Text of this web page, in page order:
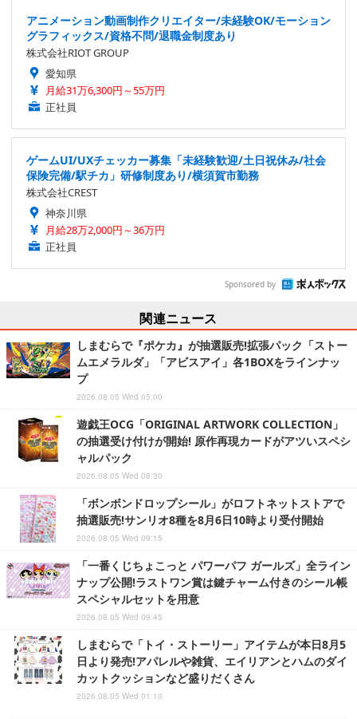
アニメーション動画制作クリエイター/未経験OK/モーション
グラフィックス/資格不問/退職金制度あり
株式会社RIOT GROUP
愛知県
月給31万6,300円～55万円
正社員
ゲームUI/UXチェッカー募集「未経験歓迎/土日祝休み/社会
保険完備/駅チカ」研修制度あり/横須賀市勤務
株式会社CREST
神奈川県
月給28万2,000円～36万円
正社員
Sponsored by
関連ニュース
しまむらで『ポケカ』が抽選販売!拡張パック「ストー
ムエメラルダ」「アビスアイ」各1BOXをラインナッ
プ
2026.08.05 Wed 05:00
遊戯王OCG「ORIGINAL ARTWORK COLLECTION」
の抽選受け付けが開始! 原作再現カードがアツいスペシ
ャルパック
2026.08.05 Wed 08:30
「ボンボンドロップシール」がロフトネットストアで
抽選販売!サンリオ8種を8月6日10時より受付開始
2026.08.05 Wed 09:15
「一番くじちょこっと パワーパフ ガールズ」全ライン
ナップ公開!ラストワン賞は鍵チャーム付きのシール帳
スペシャルセットを用意
2026.08.05 Wed 09:45
しまむらで「トイ・ストーリー」アイテムが本日8月5
日より発売!アパレルや雑貨、エイリアンとハムのダイ
カットクッションなど盛りだくさん
2026.08.05 Wed 01:10